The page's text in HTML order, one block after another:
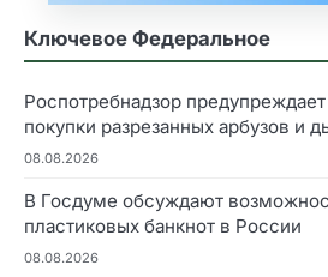
Ключевое Федеральное
Роспотребнадзор
покупки разрезанных арбузов и
08.08.2026
В Госдуме обсуждают
пластиковых банкнот в России
08.08.2026